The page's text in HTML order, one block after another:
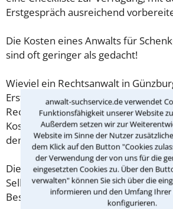
anwalt-suchservice.de verwendet
Funktionsfähigkeit unserer Website
Außerdem setzen wir zur
Website im Sinne der Nutzer
dem Klick auf den Button "Cookies
der Verwendung der von uns für die
eingesetzten Cookies zu. Über den
verwalten" können Sie sich über die
informieren und den Umfang Ihrer
konfigurieren.
Erstgespräch ausreichend
Die Kosten eines Anwalts für
sind oft geringer als gedacht!
Wieviel ein Rechtsanwalt in
Erstberatung verlangen darf, ist in
Rechtsanwaltsvergütungsgesetz
Kosten für das erste
demnach maximal 190,00 € zzgl.
Diese Regelung gilt jedoch nur für
Selbstständige oder Freiberufler gilt
Beschränkung nicht.